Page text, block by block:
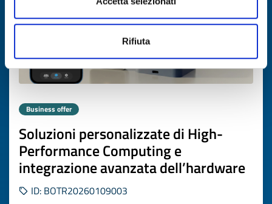
Rifiuta
Business offer
Soluzioni personalizzate di High-
Performance Computing e
integrazione avanzata dell’hardware
ID: BOTR20260109003